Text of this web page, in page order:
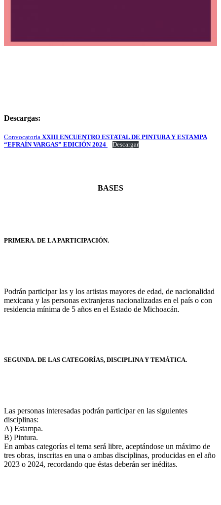
Descargas:
Convocatoria XXIII ENCUENTRO ESTATAL DE PINTURA Y ESTAMPA
“EFRAÍN VARGAS” EDICIÓN 2024
Descargar
BASES
PRIMERA. DE LA PARTICIPACIÓN.
Podrán participar las y los artistas mayores de edad, de nacionalidad
mexicana y las personas extranjeras nacionalizadas en el país o con
residencia mínima de 5 años en el Estado de Michoacán.
SEGUNDA. DE LAS CATEGORÍAS, DISCIPLINA Y TEMÁTICA.
Las personas interesadas podrán participar en las siguientes
disciplinas:
A) Estampa.
B) Pintura.
En ambas categorías el tema será libre, aceptándose un máximo de
tres obras, inscritas en una o ambas disciplinas, producidas en el año
2023 o 2024, recordando que éstas deberán ser inéditas.